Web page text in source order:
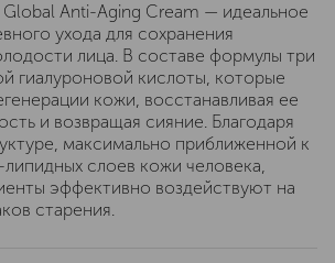
Global Anti-Aging Cream — идеальное
ухода для сохранения
лица. В составе формулы три
гиалуроновой кислоты, которые
кожи, восстанавливая ее
и возвращая сияние. Благодаря
максимально приближенной к
слоев кожи человека,
эффективно воздействуют на
старения.